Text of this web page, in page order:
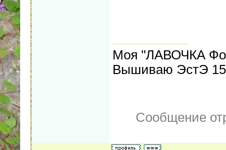
Моя "ЛАВОЧКА
Вышиваю ЭстЭ
Сообщение